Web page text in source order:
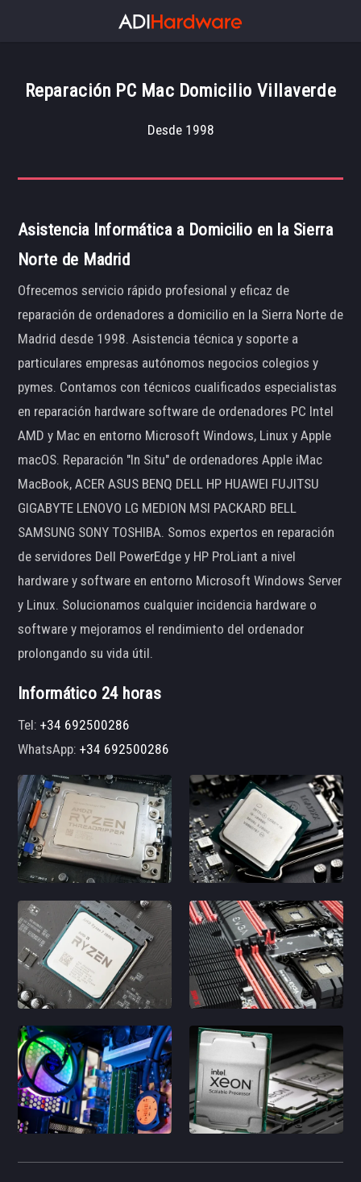
Reparación PC Mac Domicilio Villaverde
Desde 1998
Asistencia Informática a Domicilio en la Sierra
Norte de Madrid
Ofrecemos servicio rápido profesional y eficaz de
reparación de ordenadores a domicilio en la Sierra Norte de
Madrid desde 1998. Asistencia técnica y soporte a
particulares empresas autónomos negocios colegios y
pymes. Contamos con técnicos cualificados especialistas
en reparación hardware software de ordenadores PC Intel
AMD y Mac en entorno Microsoft Windows, Linux y Apple
macOS. Reparación "In Situ" de ordenadores Apple iMac
MacBook, ACER ASUS BENQ DELL HP HUAWEI FUJITSU
GIGABYTE LENOVO LG MEDION MSI PACKARD BELL
SAMSUNG SONY TOSHIBA. Somos expertos en reparación
de servidores Dell PowerEdge y HP ProLiant a nivel
hardware y software en entorno Microsoft Windows Server
y Linux. Solucionamos cualquier incidencia hardware o
software y mejoramos el rendimiento del ordenador
prolongando su vida útil.
Informático 24 horas
Tel:+34 692500286
WhatsApp:+34 692500286